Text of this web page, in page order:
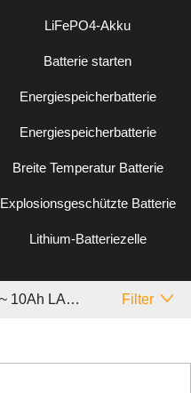
LiFePO4-Akku
Batterie starten
Energiespeicherbatterie
Energiespeicherbatterie
Breite Temperatur Batterie
Explosionsgeschützte Batterie
Lithium-Batteriezelle
Niedrig Temperatur Batterie 5 ~ 10Ah LARGE Filter